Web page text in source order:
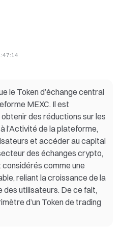
le Token d’échange central
MEXC. Il est
des réductions sur les
l’Activité de la plateforme,
et accéder au capital
des échanges crypto,
considérés comme une
reliant la croissance de la
des utilisateurs. De ce fait,
d’un Token de trading